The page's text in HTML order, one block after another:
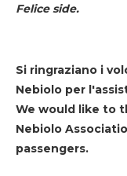
Felice side.
Si ringraziano i
Nebiolo per
We would like to
Nebiolo
passengers.